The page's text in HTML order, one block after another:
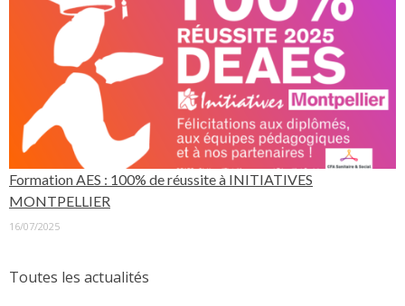
Formation AES : 100% de réussite à INITIATIVES
MONTPELLIER
16/07/2025
Toutes les actualités